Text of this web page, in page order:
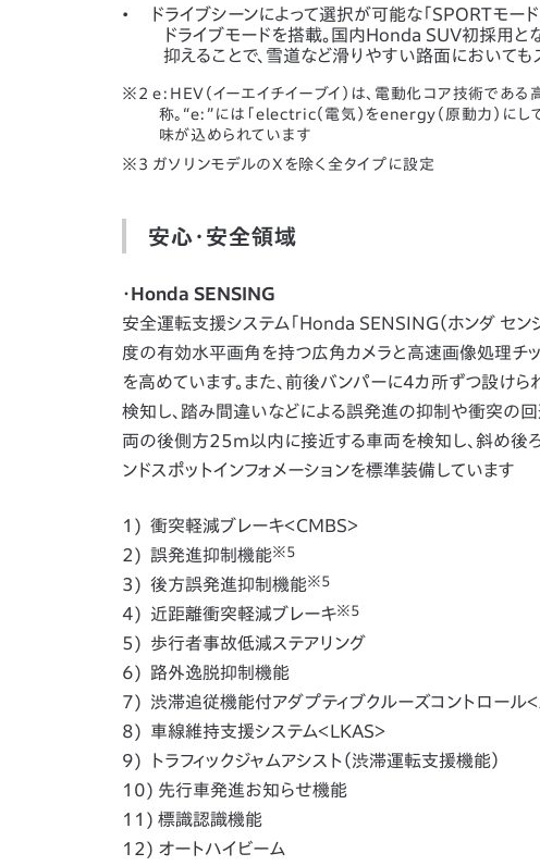
ドライブシーンによって選択が可能な「SPORTモード
ドライブモードを搭載。国内Honda SUV初採用と
抑えることで、雪道など滑りやすい路面においても
e:HEV（イーエイチイーブイ）は、電動化コア技術であ
称。“e:”には「electric（電気）をenergy（原動力）に
味が込められています
ガソリンモデルのXを除く全タイプに設定
安心・安全領域
・Honda SENSING
安全運転支援システム「Honda SENSING（ホンダ セン
度の有効水平画角を持つ広角カメラと高速画像処理チ
を高めています。また、前後バンパーに4カ所ずつ設け
検知し、踏み間違いなどによる誤発進の抑制や衝突の回
両の後側方25m以内に接近する車両を検知し、斜め後
ンドスポットインフォメーションを標準装備しています
1) 衝突軽減ブレーキ＜CMBS＞
2) 誤発進抑制機能※5
3) 後方誤発進抑制機能※5
4) 近距離衝突軽減ブレーキ※5
5) 歩行者事故低減ステアリング
6) 路外逸脱抑制機能
7) 渋滞追従機能付アダプティブクルーズコントロール＜
8) 車線維持支援システム＜LKAS＞
9) トラフィックジャムアシスト（渋滞運転支援機能）
10) 先行車発進お知らせ機能
11) 標識認識機能
12) オートハイビーム